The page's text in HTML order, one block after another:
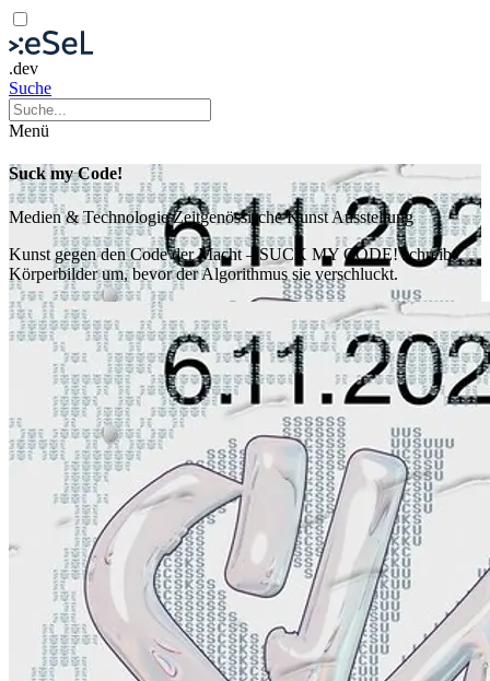
.dev
Suche
Menü
Suck my Code!
Medien & TechnologieZeitgenössische KunstAusstellung
Kunst gegen den Code der Macht – SUCK MY CODE! schreibt
Körperbilder um, bevor der Algorithmus sie verschluckt.